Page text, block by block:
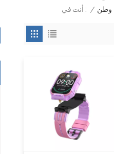
أنت في : / وطن